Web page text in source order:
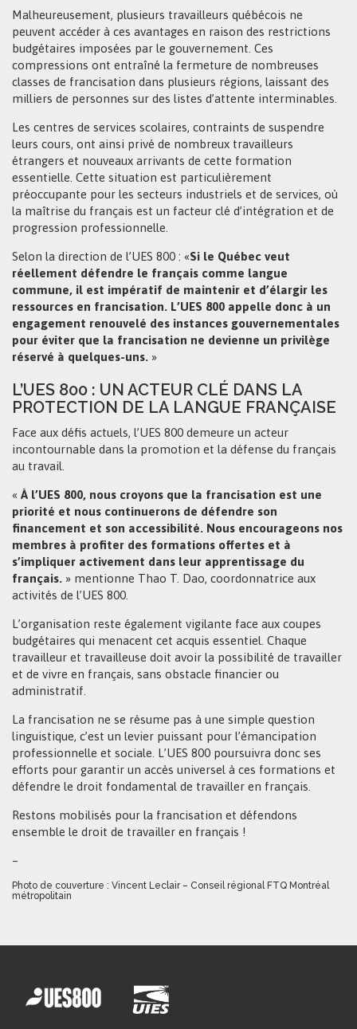
Malheureusement, plusieurs travailleurs québécois ne
peuvent accéder à ces avantages en raison des restrictions
budgétaires imposées par le gouvernement. Ces
compressions ont entraîné la fermeture de nombreuses
classes de francisation dans plusieurs régions, laissant des
milliers de personnes sur des listes d’attente interminables.
Les centres de services scolaires, contraints de suspendre
leurs cours, ont ainsi privé de nombreux travailleurs
étrangers et nouveaux arrivants de cette formation
essentielle. Cette situation est particulièrement
préoccupante pour les secteurs industriels et de services, où
la maîtrise du français est un facteur clé d’intégration et de
progression professionnelle.
Selon la direction de l’UES 800 : «Si le Québec veut
réellement défendre le français comme langue
commune, il est impératif de maintenir et d’élargir les
ressources en francisation. L’UES 800 appelle donc à un
engagement renouvelé des instances gouvernementales
pour éviter que la francisation ne devienne un privilège
réservé à quelques-uns. »
L’UES 800 : UN ACTEUR CLÉ DANS LA
PROTECTION DE LA LANGUE FRANÇAISE
Face aux défis actuels, l’UES 800 demeure un acteur
incontournable dans la promotion et la défense du français
au travail.
« À l’UES 800, nous croyons que la francisation est une
priorité et nous continuerons de défendre son
financement et son accessibilité. Nous encourageons nos
membres à profiter des formations offertes et à
s’impliquer activement dans leur apprentissage du
français. » mentionne Thao T. Dao, coordonnatrice aux
activités de l’UES 800.
L’organisation reste également vigilante face aux coupes
budgétaires qui menacent cet acquis essentiel. Chaque
travailleur et travailleuse doit avoir la possibilité de travailler
et de vivre en français, sans obstacle financier ou
administratif.
La francisation ne se résume pas à une simple question
linguistique, c’est un levier puissant pour l’émancipation
professionnelle et sociale. L’UES 800 poursuivra donc ses
efforts pour garantir un accès universel à ces formations et
défendre le droit fondamental de travailler en français.
Restons mobilisés pour la francisation et défendons
ensemble le droit de travailler en français !
–
Photo de couverture : Vincent Leclair – Conseil régional FTQ Montréal
métropolitain